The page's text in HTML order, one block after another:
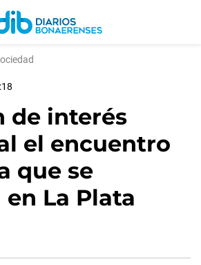
de interés
el encuentro
que se
La Plata